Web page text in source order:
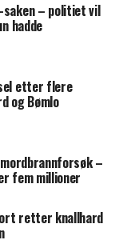
saken – politiet vil
hadde
etter flere
og Bømlo
–
fem millioner
retter knallhard